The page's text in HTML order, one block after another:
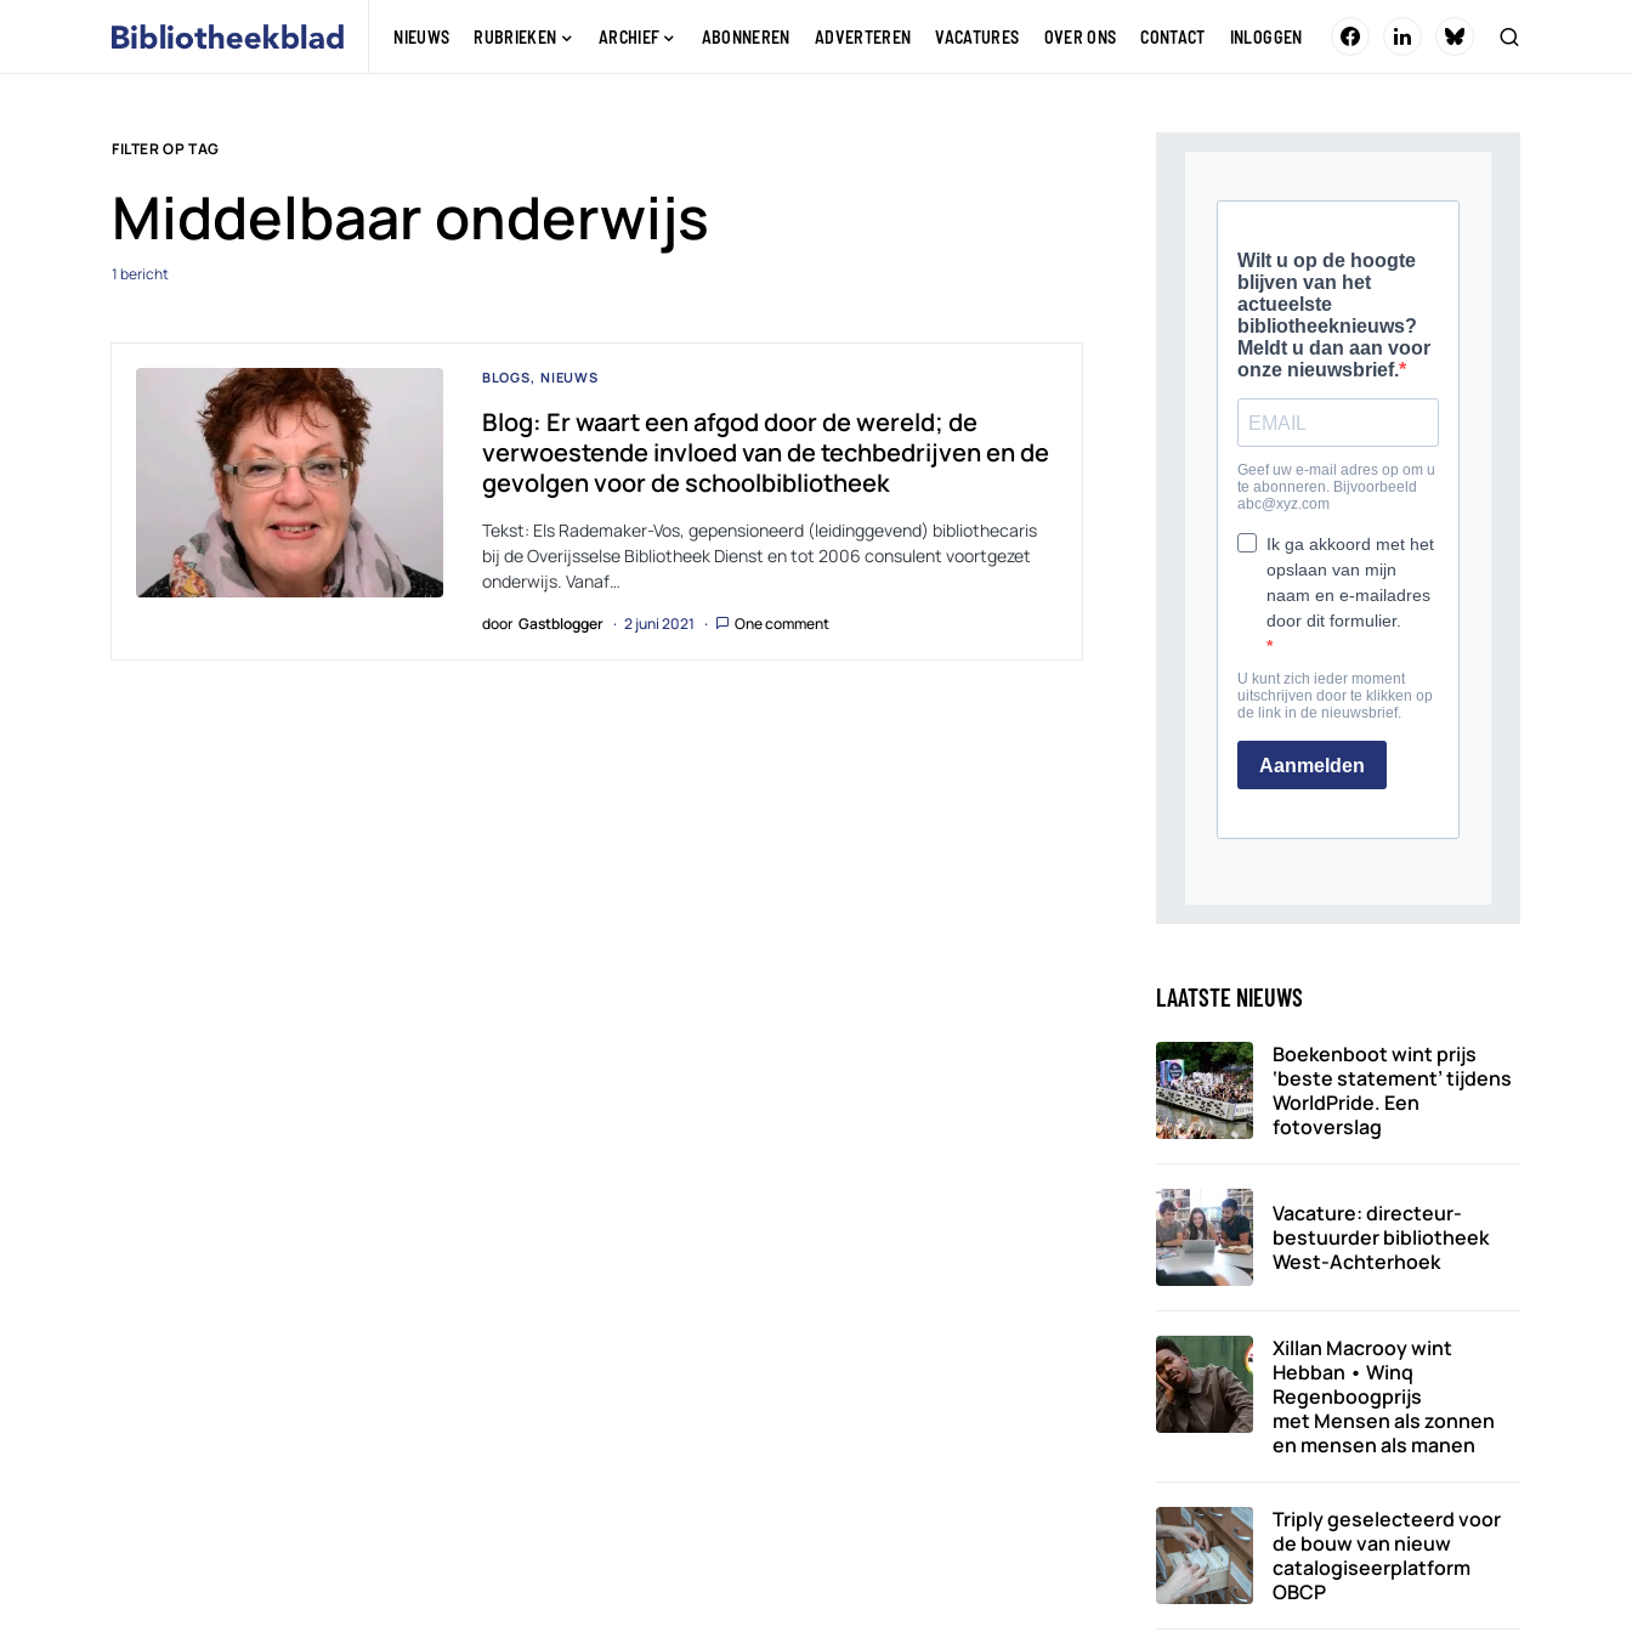
NIEUWS RUBRIEKEN ARCHIEF ABONNEREN ADVERTEREN VACATURES OVER ONS CONTACT INLOGGEN
FILTER OP TAG
Middelbaar onderwijs
1 bericht
BLOGS NIEUWS
Blog: Er waart een afgod door de wereld; de
verwoestende invloed van de techbedrijven en de
gevolgen voor de schoolbibliotheek
Tekst: Els Rademaker-Vos, gepensioneerd (leidinggevend) bibliothecaris
bij de Overijsselse Bibliotheek Dienst en tot 2006 consulent voortgezet
onderwijs. Vanaf…
door Gastblogger 2 juni 2021 One comment
LAATSTE NIEUWS
Boekenboot wint prijs
‘beste statement’ tijdens
WorldPride. Een
fotoverslag
Vacature: directeur-
bestuurder bibliotheek
West-Achterhoek
Xillan Macrooy wint
Hebban • Winq
Regenboogprijs
met Mensen als zonnen
en mensen als manen
Triply geselecteerd voor
de bouw van nieuw
catalogiseerplatform
OBCP